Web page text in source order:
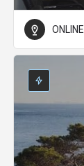
ONLINE